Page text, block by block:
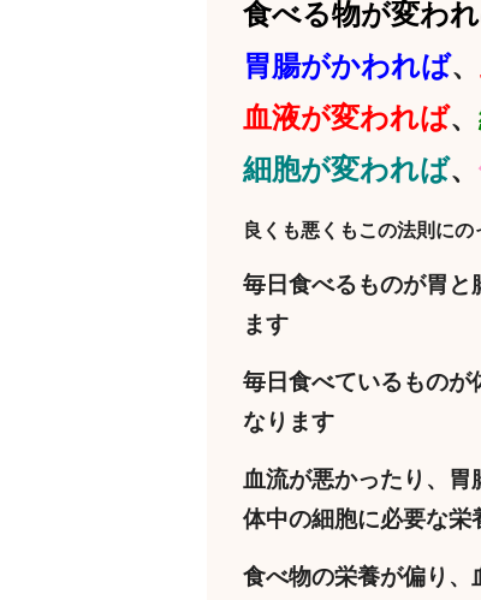
食べる物が変わ
胃腸がかわれば、
血液が変われば、
細胞が変われば、
良くも悪くもこの法則に
毎日食べるものが胃と
ます
毎日食べているものが
なります
血流が悪かったり、胃
体中の細胞に必要な
食べ物の栄養が偏り